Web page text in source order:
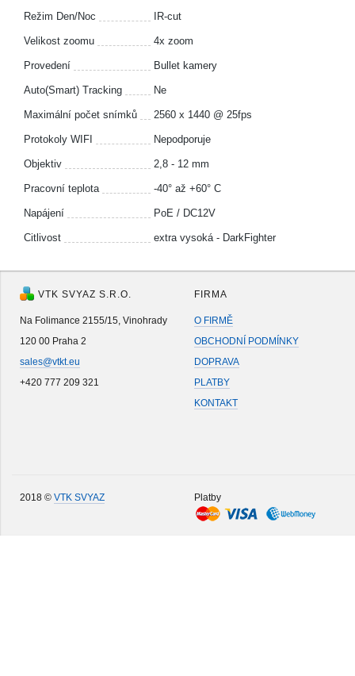
Režim Den/Noc IR-cut
Velikost zoomu 4x zoom
Provedení Bullet kamery
Auto(Smart) Tracking Ne
Maximální počet snímků 2560 x 1440 @ 25fps
Protokoly WIFI Nepodporuje
Objektiv 2,8 - 12 mm
Pracovní teplota -40° až +60° C
Napájení PoE / DC12V
Citlivost extra vysoká - DarkFighter
VTK SVYAZ S.R.O.
Na Folimance 2155/15, Vinohrady
120 00 Praha 2
sales@vtkt.eu
+420 777 209 321
FIRMA
O FIRMĚ
OBCHODNÍ PODMÍNKY
DOPRAVA
PLATBY
KONTAKT
2018 © VTK SVYAZ Platby